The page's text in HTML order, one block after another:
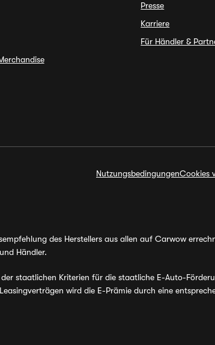
Presse
Karriere
Für Händler &
NutzungsbedingungenCookies
des Herstellers aus allen auf Carwow
Händler.
staatlichen Kriterien für die staatliche E-Auto-
wird die E-Prämie durch eine